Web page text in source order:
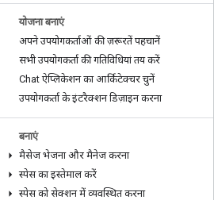
योजना बनाएं
अपने उपयोगकर्ताओं की ज़रूरतें पहचानें
सभी उपयोगकर्ता की गतिविधियां तय करें
Chat ऐप्लिकेशन का आर्किटेक्चर चुनें
उपयोगकर्ता के इंटरैक्शन डिज़ाइन करना
बनाएं
मैसेज भेजना और मैनेज करना
स्पेस का इस्तेमाल करें
स्पेस को सेक्शन में व्यवस्थित करना